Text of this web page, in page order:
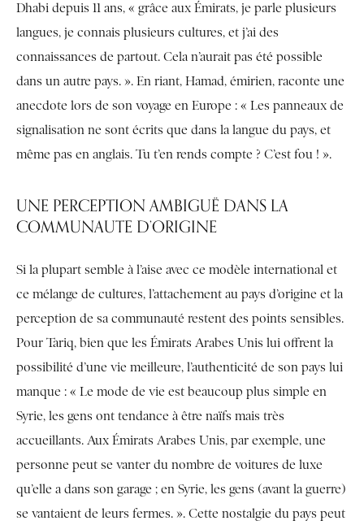
Dhabi depuis 11 ans, « grâce aux Émirats, je parle plusieurs
langues, je connais plusieurs cultures, et j’ai des
connaissances de partout. Cela n’aurait pas été possible
dans un autre pays. ». En riant, Hamad, émirien, raconte une
anecdote lors de son voyage en Europe : « Les panneaux de
signalisation ne sont écrits que dans la langue du pays, et
même pas en anglais. Tu t’en rends compte ? C’est fou ! ».
UNE PERCEPTION AMBIGUË DANS LA
COMMUNAUTE D’ORIGINE
Si la plupart semble à l’aise avec ce modèle international et
ce mélange de cultures, l’attachement au pays d’origine et la
perception de sa communauté restent des points sensibles.
Pour Tariq, bien que les Émirats Arabes Unis lui offrent la
possibilité d’une vie meilleure, l’authenticité de son pays lui
manque : « Le mode de vie est beaucoup plus simple en
Syrie, les gens ont tendance à être naïfs mais très
accueillants. Aux Émirats Arabes Unis, par exemple, une
personne peut se vanter du nombre de voitures de luxe
qu’elle a dans son garage ; en Syrie, les gens (avant la guerre)
se vantaient de leurs fermes. ». Cette nostalgie du pays peut